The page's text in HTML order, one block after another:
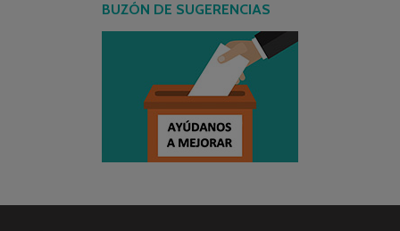
BUZÓN DE SUGERENCIAS